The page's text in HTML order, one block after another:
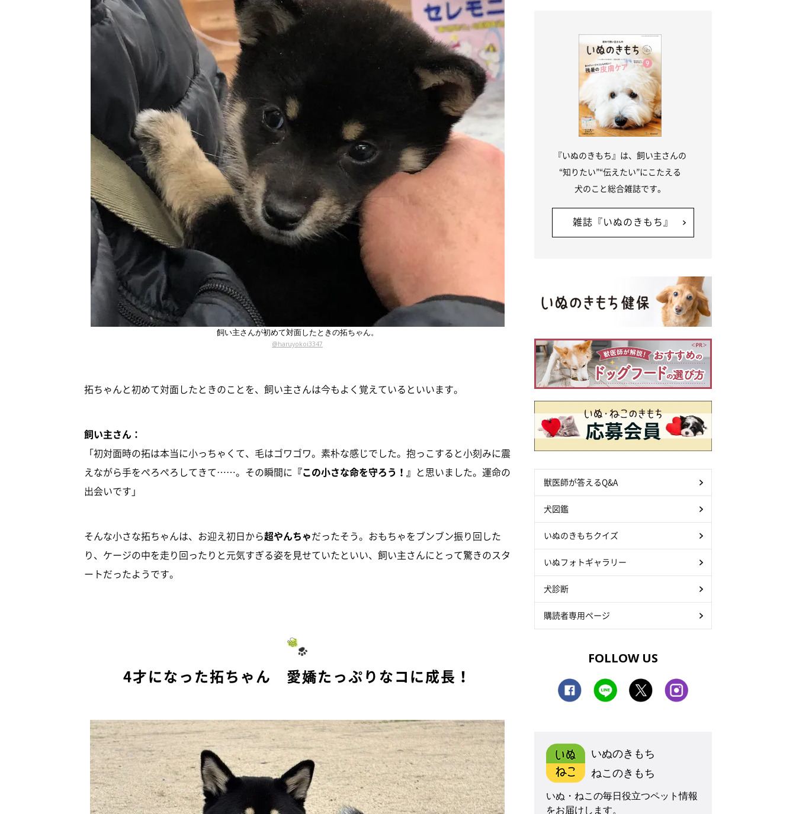
飼い主さんが初めて対面したときの拓ちゃん。
@haruyokoi3347
拓ちゃんと初めて対面したときのことを、飼い主さんは今もよく覚えているといいます。
飼い主さん：
「初対面時の拓は本当に小っちゃくて、毛はゴワゴワ。素朴な感じでした。抱っこすると小刻みに震
えながら手をぺろぺろしてきて……。その瞬間に 『この小さな命を守ろう！』 と思いました。運命の
出会いです」
そんな小さな拓ちゃんは、お迎え初日から超やんちゃだったそう。おもちゃをブンブン振り回した
り、ケージの中を走り回ったりと元気すぎる姿を見せていたといい、飼い主さんにとって驚きのスタ
ートだったようです。
4才になった拓ちゃん 愛嬌たっぷりなコに成長！
『いぬのきもち』は、飼い主さんの
“知りたい”“伝えたい”にこたえる
犬のこと総合雑誌です。
雑誌『いぬのきもち』
獣医師が答えるQ&A
犬図鑑
いぬのきもちクイズ
いぬフォトギャラリー
犬診断
購読者専用ページ
FOLLOW US
いぬのきもち
ねこのきもち
いぬ・ねこの毎日役立つペット情報
をお届けします。